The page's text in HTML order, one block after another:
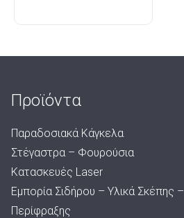
Προϊόντα
Παραδοσιακά Κάγκελα
Στέγαστρα – Φουρούσια
Κατασκευές Laser
Εμπορία Σιδήρου – Υλικά Σκέπης –
Περίφραξης